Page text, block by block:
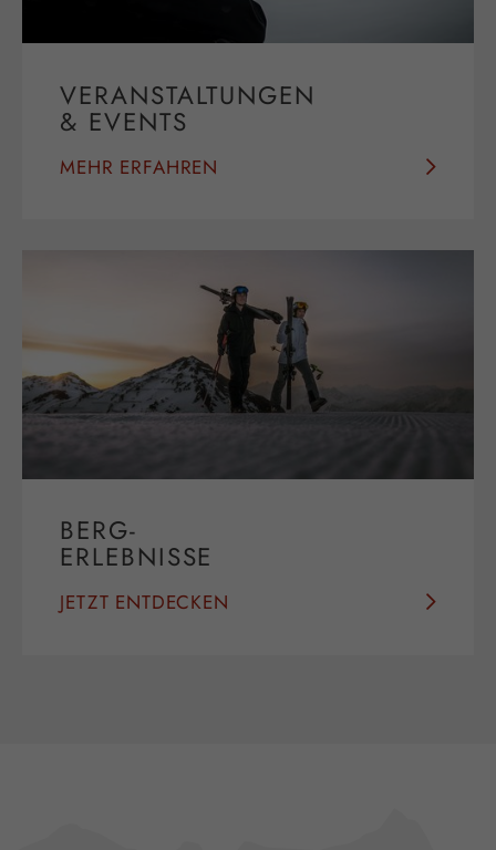
VERANSTALTUNGEN
& EVENTS
MEHR ERFAHREN
BERG-
ERLEBNISSE
JETZT ENTDECKEN